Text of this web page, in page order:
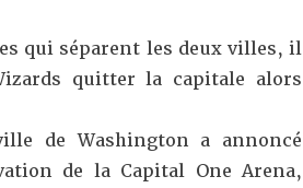
qui séparent les deux villes, il
quitter la capitale alors
de Washington a annoncé
de la Capital One Arena,